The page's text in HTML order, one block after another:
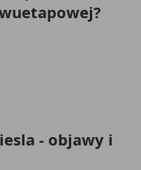
- objawy i